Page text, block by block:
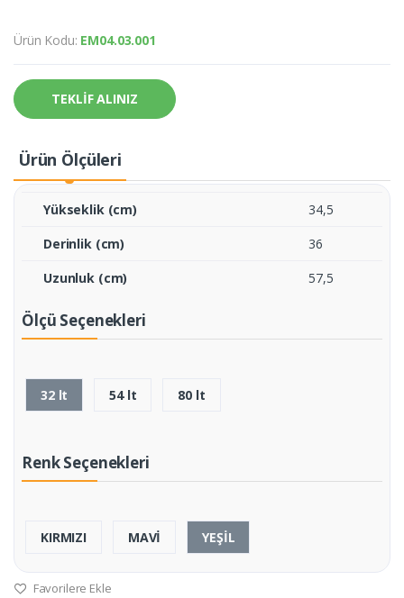
Ürün Kodu: EM04.03.001
TEKLİF ALINIZ
Ürün Ölçüleri
Yükseklik (cm)
34,5
Derinlik (cm)
36
Uzunluk (cm)
57,5
Ölçü Seçenekleri
32 lt 54 lt 80 lt
Renk Seçenekleri
KIRMIZI MAVİ YEŞİL
Favorilere Ekle